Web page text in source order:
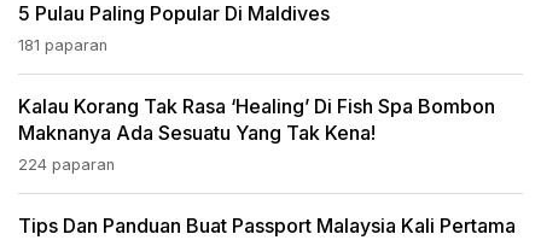
5 Pulau Paling Popular Di Maldives
181 paparan
Kalau Korang Tak Rasa ‘healing’ Di Fish Spa Bombon
Maknanya Ada Sesuatu Yang Tak Kena!
224 paparan
Tips Dan Panduan Buat Passport Malaysia Kali Pertama